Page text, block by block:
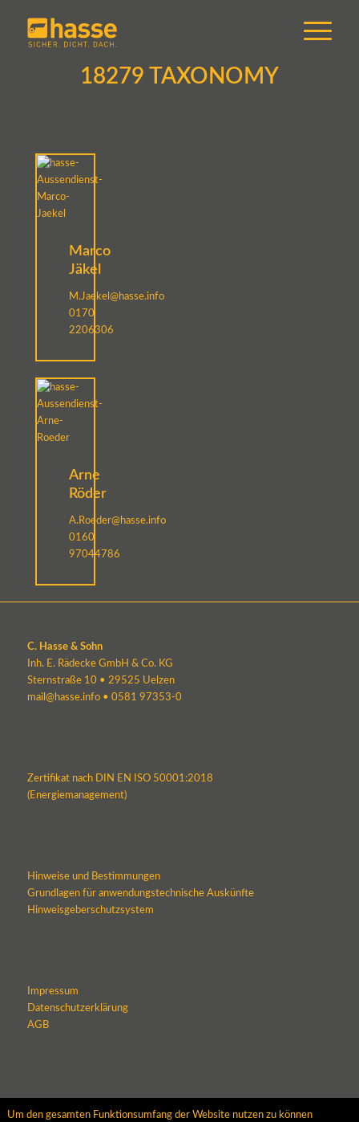
18279 TAXONOMY
Marco
Jäkel
M.Jaekel@hasse.info
0170
2206306
Arne
Röder
A.Roeder@hasse.info
0160
97044786
C. Hasse & Sohn
Inh. E. Rädecke GmbH & Co. KG
Sternstraße 10 • 29525 Uelzen
mail@hasse.info• 0581 97353-0
Zertifikat nach DIN EN ISO 50001:2018
(Energiemanagement)
Hinweise und Bestimmungen
Grundlagen für anwendungstechnische Auskünfte
Hinweisgeberschutzsystem
Impressum
Datenschutzerklärung
AGB
Um den gesamten Funktionsumfang der Website nutzen zu können